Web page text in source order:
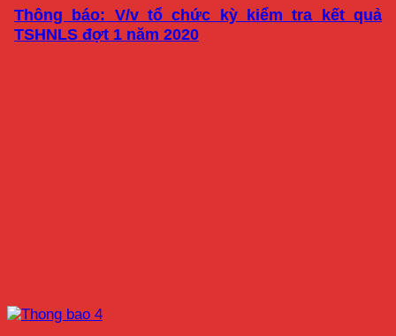
Thông báo: V/v tổ chức kỳ kiểm tra kết quả
TSHNLS đợt 1 năm 2020